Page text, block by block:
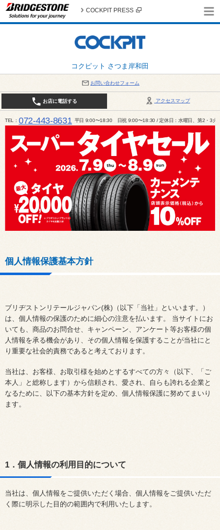
コクピット さつま岸和田
COCKPIT PRESS
お問い合わせフォーム
アクセスマップ
お店に電話する
TEL 072-443-8631 平日 9:00〜18:30 日祝 9:00〜18:30 / 定休日：水曜日、第2・3火
個人情報保護基本方針
ブリヂストンリテールジャパン(株)（以下「当社」といいます。）
は、個人情報の保護のために細心の注意を払います。 当サイトにお
いても、商品のお問合せ、キャンペーン、アンケート等お客様の個
人情報を承る機会があり、その個人情報を保護することが当社にと
り重要な社会的責務であると考えております。
当社は、お客様、お取引様を始めとするすべての方々（以下、「ご
本人」と総称します）から信頼され、愛され、自らも誇れる企業と
なるために、以下の基本方針を定め、個人情報保護に努めてまいり
ます。
1．個人情報の利用目的について
当社は、個人情報をご提供いただく場合、個人情報をご提供いただ
く際に明示した目的の範囲内で利用いたします。